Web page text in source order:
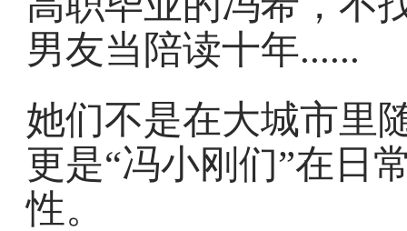
男友当陪读十年......
她们不是在大城市里
更是“冯小刚们”在日
性。